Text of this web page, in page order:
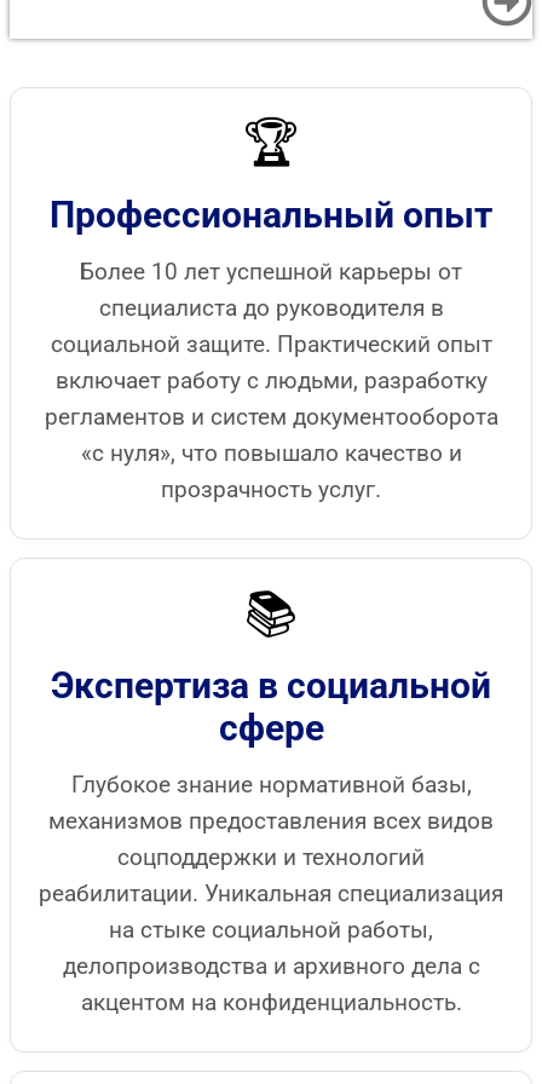
передаются в ФРДО.
🏆
Профессиональный опыт
Более 10 лет успешной карьеры от
специалиста до руководителя в
социальной защите. Практический опыт
включает работу с людьми, разработку
регламентов и систем документооборота
«с нуля», что повышало качество и
прозрачность услуг.
📚
Экспертиза в социальной
сфере
Глубокое знание нормативной базы,
механизмов предоставления всех видов
соцподдержки и технологий
реабилитации. Уникальная специализация
на стыке социальной работы,
делопроизводства и архивного дела с
акцентом на конфиденциальность.